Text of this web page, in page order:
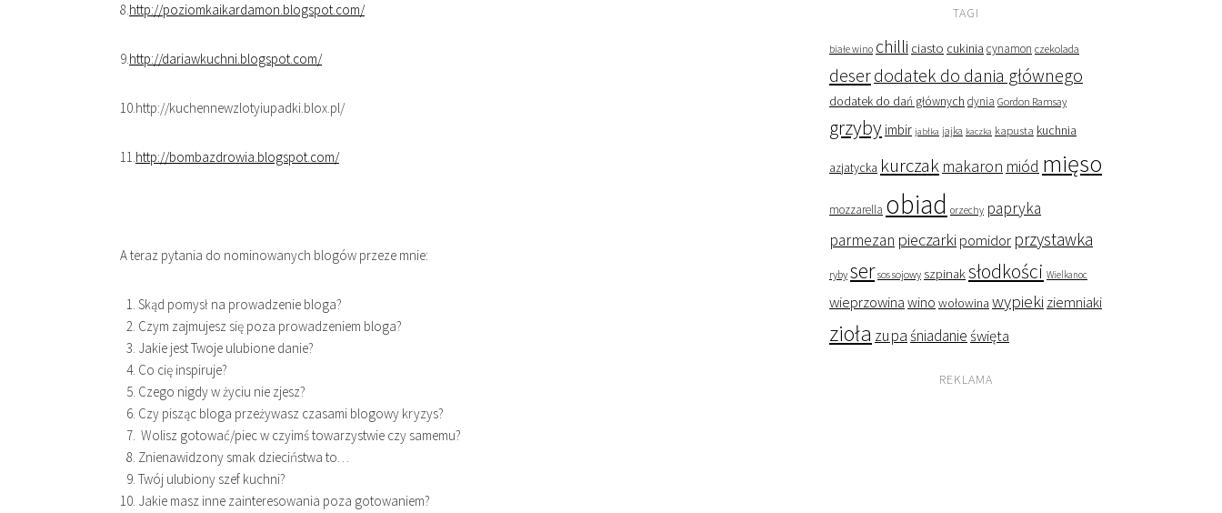
8.http://poziomkaikardamon.blogspot.com/
9.http://dariawkuchni.blogspot.com/
10.http://kuchennewzlotyiupadki.blox.pl/
11.http://bombazdrowia.blogspot.com/
A teraz pytania do nominowanych blogów przeze mnie:
Skąd pomysł na prowadzenie bloga?
Czym zajmujesz się poza prowadzeniem bloga?
Jakie jest Twoje ulubione danie?
Co cię inspiruje?
Czego nigdy w życiu nie zjesz?
Czy pisząc bloga przeżywasz czasami blogowy kryzys?
Wolisz gotować/piec w czyimś towarzystwie czy samemu?
Znienawidzony smak dzieciństwa to…
Twój ulubiony szef kuchni?
Jakie masz inne zainteresowania poza gotowaniem?
TAGI
białe wino chilli ciasto cukinia cynamon czekolada
deserdodatek do dania głównego
dodatek do dań głównych dynia Gordon Ramsay
grzyby imbir jabłka jajka kaczka kapusta kuchnia
azjatycka kurczak makaron miód mięso
mozzarella obiad orzechy papryka
parmezan pieczarki pomidor przystawka
ryby ser sos sojowy szpinaksłodkości Wielkanoc
wieprzowina wino wołowina wypieki ziemniaki
zioła zupaśniadanieświęta
REKLAMA